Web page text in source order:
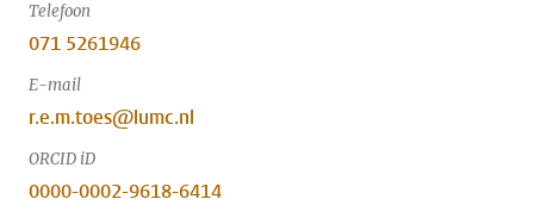
Telefoon
071 5261946
E-mail
r.e.m.toes@lumc.nl
ORCID iD
0000-0002-9618-6414